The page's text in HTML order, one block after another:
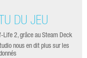
DU JEU
Life 2, grâce au Steam Deck
nous en dit plus sur les